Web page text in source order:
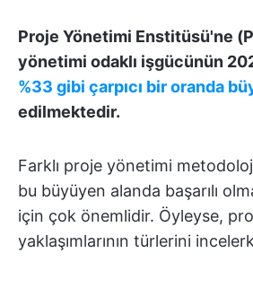
Proje Yönetimi Enstitüsü'ne
yönetimi odaklı işgücünün
%33 gibi çarpıcı bir oranda
edilmektedir.
Farklı proje yönetimi
bu büyüyen alanda başarılı
için çok önemlidir. Öyleyse,
yaklaşımlarının türlerini